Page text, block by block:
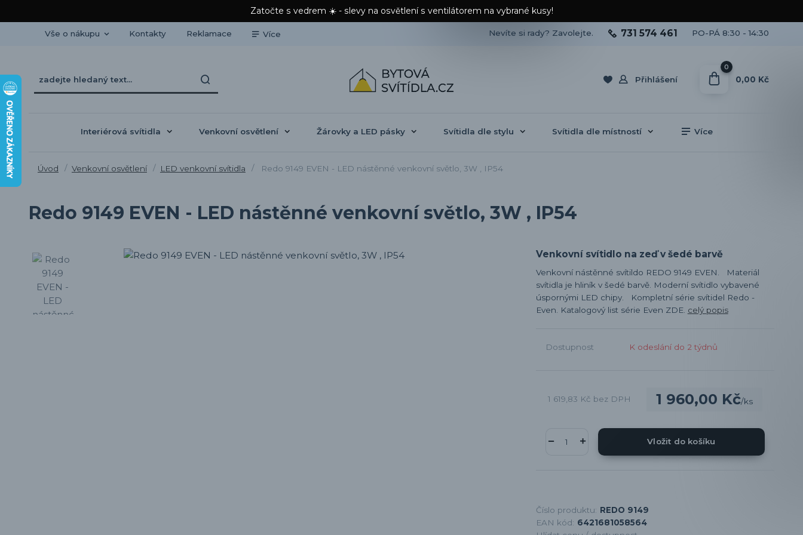
Zatočte s vedrem ☀️ - slevy na osvětlení s ventilátorem na vybrané kusy!
Vše o nákupu Kontakty Reklamace Více
Přihlášení
Nevíte si rady? Zavolejte. 731 574 461 PO-PÁ 8:30 - 14:30
0
0,00 Kč
Interiérová svítidla Venkovní osvětlení Žárovky a LED pásky Svítidla dle stylu Svítidla dle místností Více
Úvod Venkovní osvětlení LED venkovní svítidla Redo 9149 EVEN - LED nástěnné venkovní světlo, 3W , IP54
Redo 9149 EVEN - LED nástěnné venkovní světlo, 3W , IP54
Venkovní svítidlo na zeď v šedé barvě
Venkovní nástěnné svítildo REDO 9149 EVEN. Materiál
svítidla je hliník v šedé barvě. Moderní svítidlo vybavené
úspornými LED chipy. Kompletní série svítidel Redo -
Even. Katalogový list série Even ZDE. celý popis
Dostupnost K odeslání do 2 týdnů
1 960,00 Kč/ks
1 619,83 Kč bez DPH
Vložit do košíku
Číslo produktu: REDO 9149
EAN kód: 6421681058564